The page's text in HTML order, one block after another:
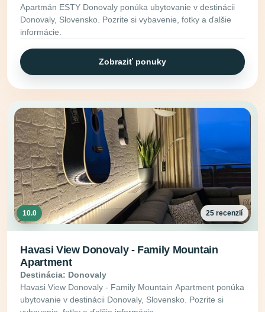
Apartmán ESTY Donovaly ponúka ubytovanie v destinácii
Donovaly, Slovensko. Pozrite si vybavenie, fotky a ďalšie
informácie.
Zobraziť ponuky
10.0 25 recenzií
Havasi View Donovaly - Family Mountain
Apartment
Destinácia: Donovaly
Havasi View Donovaly - Family Mountain Apartment ponúka
ubytovanie v destinácii Donovaly, Slovensko. Pozrite si